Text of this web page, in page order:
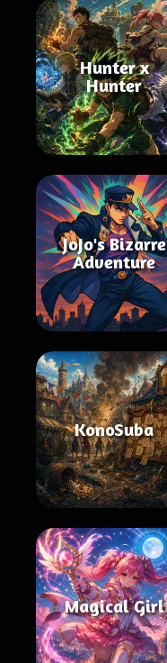
Hunter x
Hunter
JoJo's Bizarre
Adventure
KonoSuba
Magical Girl